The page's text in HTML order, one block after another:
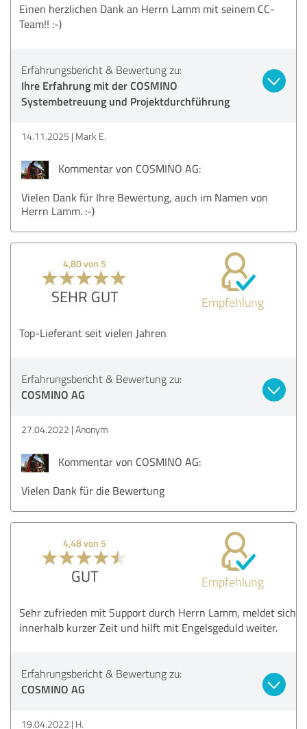
Einen herzlichen Dank an Herrn Lamm mit seinem CC-
Team!! :-)
Erfahrungsbericht & Bewertung zu:
Ihre Erfahrung mit der COSMINO
Systembetreuung und Projektdurchführung
14.11.2025 Mark E.
Kommentar von COSMINO AG:
Vielen Dank für Ihre Bewertung, auch im Namen von
Herrn Lamm. :-)
4,80 von 5
SEHR GUT Empfehlung
Top-Lieferant seit vielen Jahren
Erfahrungsbericht & Bewertung zu:
COSMINO AG
27.04.2022 Anonym
Kommentar von COSMINO AG:
Vielen Dank für die Bewertung
4,48 von 5
GUT Empfehlung
Sehr zufrieden mit Support durch Herrn Lamm, meldet sich
innerhalb kurzer Zeit und hilft mit Engelsgeduld weiter.
Erfahrungsbericht & Bewertung zu:
COSMINO AG
19.04.2022 H.